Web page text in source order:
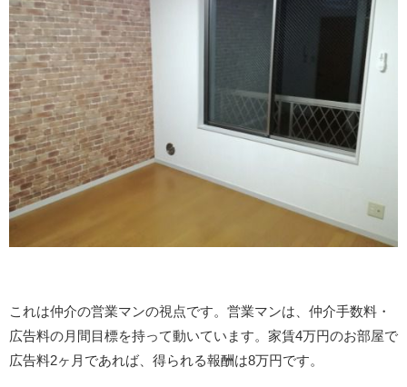
これは仲介の営業マンの視点です。営業マンは、仲介手数料・
広告料の月間目標を持って動いています。家賃4万円のお部屋で
広告料2ヶ月であれば、得られる報酬は8万円です。